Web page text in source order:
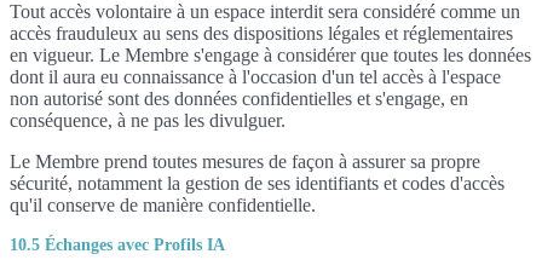
Tout accès volontaire à un espace interdit sera considéré comme un
accès frauduleux au sens des dispositions légales et réglementaires
en vigueur. Le Membre s'engage à considérer que toutes les données
dont il aura eu connaissance à l'occasion d'un tel accès à l'espace
non autorisé sont des données confidentielles et s'engage, en
conséquence, à ne pas les divulguer.
Le Membre prend toutes mesures de façon à assurer sa propre
sécurité, notamment la gestion de ses identifiants et codes d'accès
qu'il conserve de manière confidentielle.
10.5 Échanges avec Profils IA